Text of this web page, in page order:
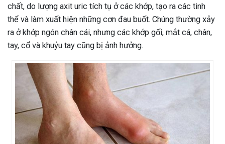
chất, do lượng axit uric tích tụ ở các khớp, tạo ra các tinh
thể và làm xuất hiện những cơn đau buốt. Chúng thường xảy
ra ở khớp ngón chân cái, nhưng các khớp gối, mắt cá, chân,
tay, cổ và khuỷu tay cũng bị ảnh hưởng.